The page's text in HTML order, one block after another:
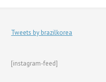
Tweets by brazilkorea
[instagram-feed]